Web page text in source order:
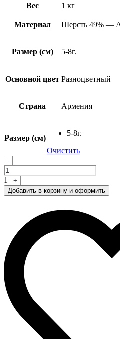
Вес 1 кг
Материал Шерсть 49% —
Размер (см) 5-8г.
Основной цвет Разноцветный
Страна Армения
Размер (см)
5-8г.
Очистить
Quantity
-
1
+
Добавить в корзину и оформить